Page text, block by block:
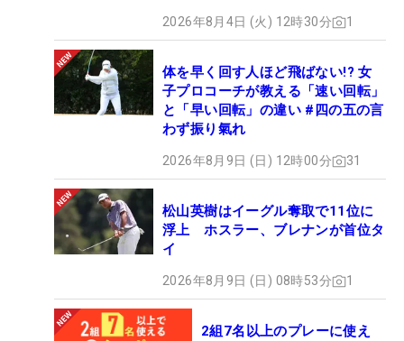
2026年8月4日 (火) 12時30分 1
体を早く回す人ほど飛ばない!? 女
子プロコーチが教える「速い回転」
と「早い回転」の違い #四の五の言
わず振り氣れ
2026年8月9日 (日) 12時00分 31
松山英樹はイーグル奪取で11位に
浮上 ホスラー、ブレナンが首位タ
イ
2026年8月9日 (日) 08時53分 1
2組7名以上のプレーに使え